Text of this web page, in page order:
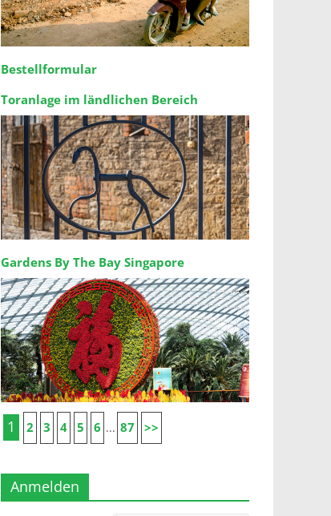
Bestellformular
Toranlage im ländlichen Bereich
Gardens By The Bay Singapore
1 2 3 4 5 6 ... 87 >>
Anmelden